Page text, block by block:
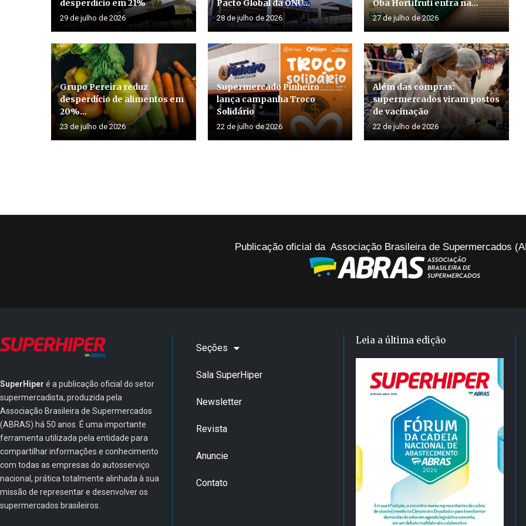
desperdício em 21%
29 de julho de 2026
Pacto Global da ONU...
28 de julho de 2026
Oba Hortifruti entra na...
27 de julho de 2026
Grupo Pereira reduz
desperdício de alimentos em
20%...
23 de julho de 2026
Supermercado Pinheiro
lança campanha Troco
Solidário
22 de julho de 2026
Além das compras:
supermercados viram postos
de vacinação
22 de julho de 2026
Publicação oficial da Associação Brasileira de Supermercados
SuperHiper é a publicação oficial do setor
supermercadista, produzida pela
Associação Brasileira de Supermercados
(ABRAS) há 50 anos. É uma importante
ferramenta utilizada pela entidade para
compartilhar informações e conhecimento
com todas as empresas do autosserviço
nacional, prática totalmente alinhada à sua
missão de representar e desenvolver os
supermercados brasileiros.
Seções
Sala SuperHiper
Newsletter
Revista
Anuncie
Contato
Leia a última edição